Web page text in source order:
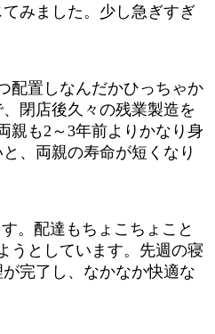
みました。少し急ぎすぎ
配置しなんだかひっちゃか
閉店後久々の残業製造を
親も2～3年前よりかなり身
、両親の寿命が短くなり
。配達もちょこちょこと
うとしています。先週の寝
完了し、なかなか快適な